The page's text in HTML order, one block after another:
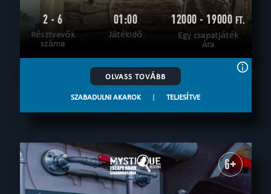
2 - 6
Résztvevők
száma
01:00
Játékidő
12000 - 19000 FT.
Egy csapatjáték
ára
OLVASS TOVÁBB
SZABADULNI AKAROK | TELJESÍTVE
6+